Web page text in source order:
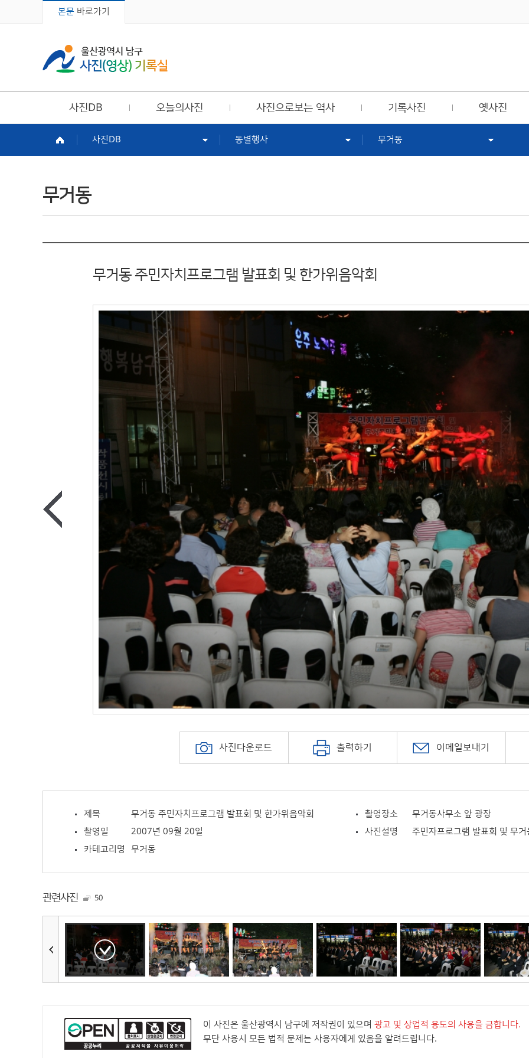
본문 바로가기
주메뉴
사진DB 오늘의사진 사진으로보는 역사 기록사진 옛사진
사진DB 동별행사 무거동
무거동
무거동 주민자치프로그램 발표회 및 한가위음악회
사진다운로드 출력하기 이메일보내기
제목 무거동 주민자치프로그램 발표회 및 한가위음악회 촬영장소
무거동사무소 앞 광장
촬영일
2007년 09월 20일 사진설명
주민자프로그램 발표회 및 무
카테고리명
무거동
관련사진 50
이 사진은 울산광역시 남구에 저작권이 있으며 광고 및 상업적 용도의 사용을 금합니다.
무단 사용시 모든 법적 문제는 사용자에게 있음을 알려드립니다.